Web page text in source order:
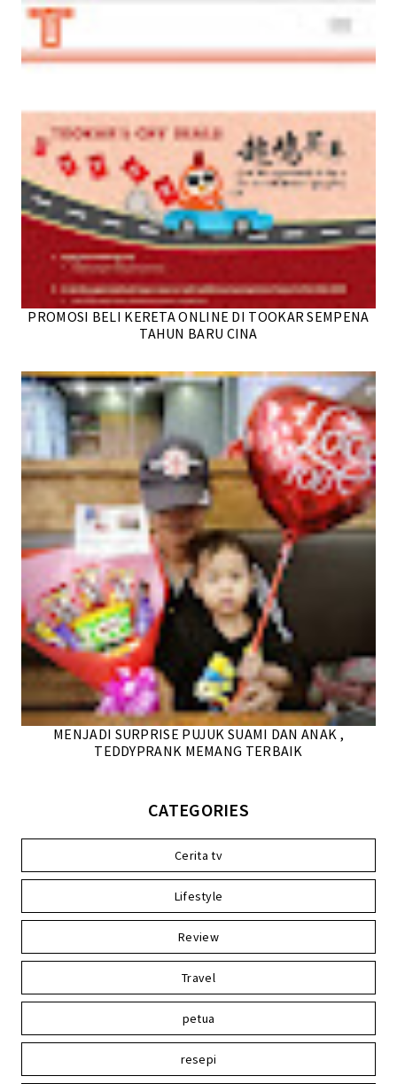
PROMOSI BELI KERETA ONLINE DI TOOKAR SEMPENA
TAHUN BARU CINA
MENJADI SURPRISE PUJUK SUAMI DAN ANAK ,
TEDDYPRANK MEMANG TERBAIK
CATEGORIES
Cerita tv
Lifestyle
Review
Travel
petua
resepi